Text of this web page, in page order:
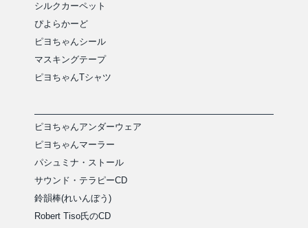
シルクカーペット
ぴよらかーど
ピヨちゃんシール
マスキングテープ
ピヨちゃんTシャツ
ピヨちゃんアンダーウェア
ピヨちゃんマーラー
パシュミナ・ストール
サウンド・テラピーCD
鈴韻棒(れいんぼう)
Robert Tiso氏のCD